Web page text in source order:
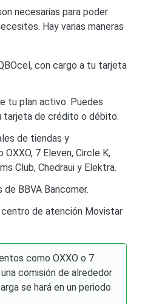
necesarias para poder
Hay varias maneras
con cargo a tu tarjeta
tu plan activo. Puedes
tarjeta de crédito o débito.
de tiendas y
7 Eleven, Circle K,
Club, Chedraui y Elektra.
BBVA Bancomer.
centro de atención Movistar
como OXXO o 7
comisión de alrededor
se hará en un periodo